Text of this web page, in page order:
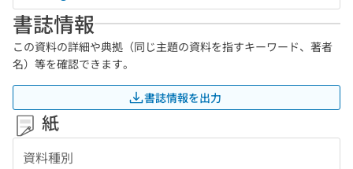
書誌情報
この資料の詳細や典拠（同じ主題の資料を指すキーワード、著者
名）等を確認できます。
書誌情報を出力
紙
資料種別